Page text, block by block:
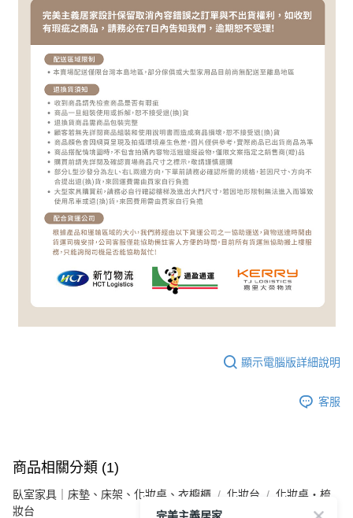
顯示電腦版詳細說明
客服
商品相關分類 (1)
臥室家具｜床墊、床架、化妝桌、衣櫥櫃 化妝台
化妝桌・梳
妝台